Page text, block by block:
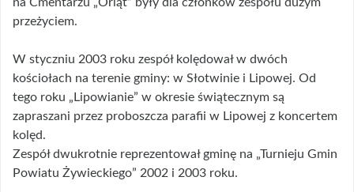
przeżyciem.
W styczniu 2003 roku zespół kolędował w dwóch
kościołach na terenie gminy: w Słotwinie i Lipowej. Od
tego roku „Lipowianie” w okresie świątecznym są
zapraszani przez proboszcza parafii w Lipowej z koncertem
kolęd.
Zespół dwukrotnie reprezentował gminę na „Turnieju Gmin
Powiatu Żywieckiego” 2002 i 2003 roku.